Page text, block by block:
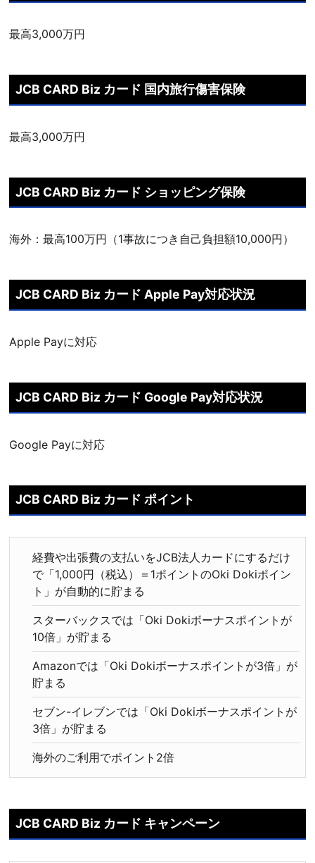
最高3,000万円
JCB CARD Biz カード 国内旅行傷害保険
最高3,000万円
JCB CARD Biz カード ショッピング保険
海外：最高100万円（1事故につき自己負担額10,000円）
JCB CARD Biz カード Apple Pay対応状況
Apple Payに対応
JCB CARD Biz カード Google Pay対応状況
Google Payに対応
JCB CARD Biz カード ポイント
経費や出張費の支払いをJCB法人カードにするだけ
で「1,000円（税込）＝1ポイントのOki Dokiポイン
ト」が自動的に貯まる
スターバックスでは「Oki Dokiボーナスポイントが
10倍」が貯まる
Amazonでは「Oki Dokiボーナスポイントが3倍」が
貯まる
セブン-イレブンでは「Oki Dokiボーナスポイントが
3倍」が貯まる
海外のご利用でポイント2倍
JCB CARD Biz カード キャンペーン